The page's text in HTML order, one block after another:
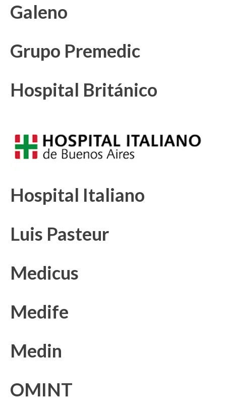
Galeno
Grupo Premedic
Hospital Británico
Hospital Italiano
Luis Pasteur
Medicus
Medife
Medin
OMINT